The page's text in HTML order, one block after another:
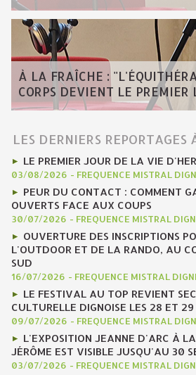
À LA FRAÎCHE :
CORPS DEVIENT LE PREMIER
LES DERNIERS REPORTAGES
LE PREMIER JOUR DE LA VIE
03/08/2026 - FREQUENCE MISTRAL
PEUR DU CONTACT : COMMENT
OUVERTS FACE AUX COUPS
30/07/2026 - FREQUENCE MISTRAL
OUVERTURE DES INSCRIPTIONS
L'OUTDOOR ET DE LA RANDO, AU
SUD
16/07/2026 - FREQUENCE MISTRAL
LE FESTIVAL AU TOP REVIENT
CULTURELLE DIGNOISE LES 28 ET
09/07/2026 - FREQUENCE MISTRAL
L'EXPOSITION JEANNE D'ARC À
JÉRÔME EST VISIBLE JUSQU'AU 30
03/07/2026 - FREQUENCE MISTRAL